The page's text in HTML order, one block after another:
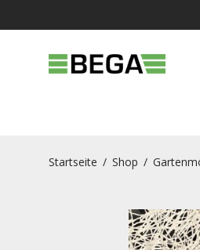
Startseite / Shop /